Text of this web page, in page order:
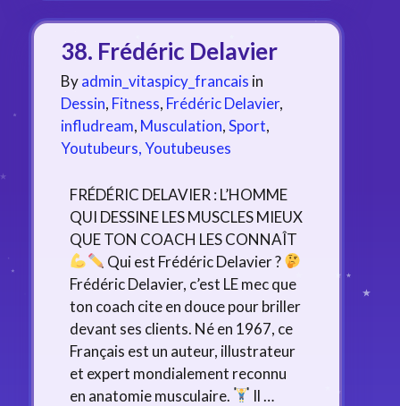
38. Frédéric Delavier
Byadmin_vitaspicy_francais in
Dessin, Fitness, Frédéric Delavier,
infludream, Musculation,Sport,
Youtubeurs, Youtubeuses
FRÉDÉRIC DELAVIER : L’HOMME
QUI DESSINE LES MUSCLES MIEUX
QUE TON COACH LES CONNAÎT
Qui est Frédéric Delavier ?
Frédéric Delavier, c’est LE mec que
ton coach cite en douce pour briller
devant ses clients. Né en 1967, ce
Français est un auteur, illustrateur
et expert mondialement reconnu
en anatomie musculaire.
Il …